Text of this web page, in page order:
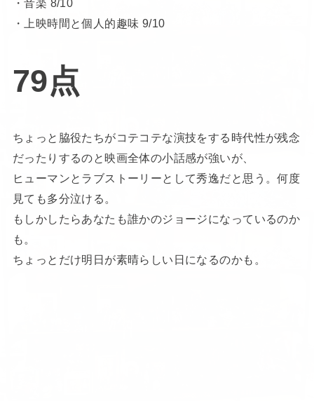
・音楽 8/10
・上映時間と個人的趣味 9/10
79点
ちょっと脇役たちがコテコテな演技をする時代性が残念
だったりするのと映画全体の小話感が強いが、
ヒューマンとラブストーリーとして秀逸だと思う。何度
見ても多分泣ける。
もしかしたらあなたも誰かのジョージになっているのか
も。
ちょっとだけ明日が素晴らしい日になるのかも。